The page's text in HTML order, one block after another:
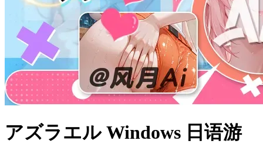
アズラエル Windows 日语游